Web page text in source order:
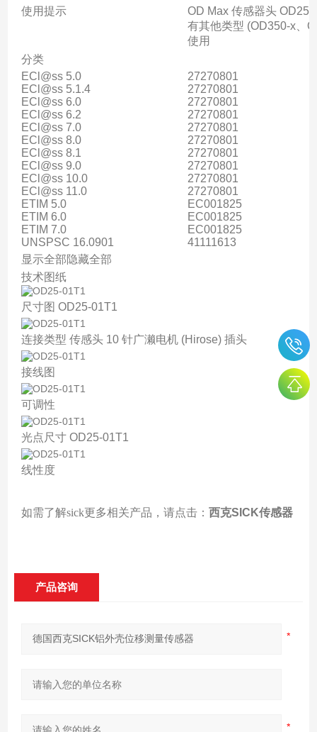
使用提示
OD Max 传感器头
有其他类型 (OD350-x、
使用
分类
ECl@ss 5.0
27270801
ECl@ss 5.1.4
27270801
ECl@ss 6.0
27270801
ECl@ss 6.2
27270801
ECl@ss 7.0
27270801
ECl@ss 8.0
27270801
ECl@ss 8.1
27270801
ECl@ss 9.0
27270801
ECl@ss 10.0
27270801
ECl@ss 11.0
27270801
ETIM 5.0
EC001825
ETIM 6.0
EC001825
ETIM 7.0
EC001825
UNSPSC 16.0901
41111613
显示全部隐藏全部
技术图纸
尺寸图 OD25-01T1
连接类型 传感头 10 针广濑电机 (Hirose) 插头
接线图
可调性
光点尺寸 OD25-01T1
线性度
如需了解sick更多相关产品，请点击： 西克SICK传感器
产品咨询